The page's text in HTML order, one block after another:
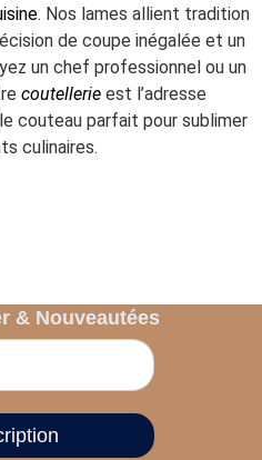
. Nos lames allient tradition
de coupe inégalée et un
un chef professionnel ou un
coutellerie est l’adresse
couteau parfait pour sublimer
culinaires.
& Nouveautées